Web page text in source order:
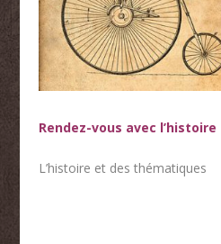
Rendez-vous avec l’histoire
L’histoire et des thématiques